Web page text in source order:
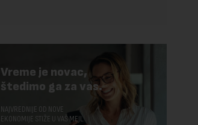
Vreme je novac,
štedimo ga za vas.
NAJVREDNIJE OD NOVE
EKONOMIJE STIŽE U VAŠ MEJL.